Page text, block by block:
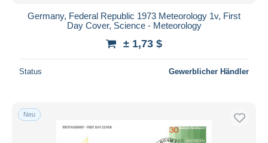
Germany, Federal Republic 1973 Meteorology 1v, First
Day Cover, Science - Meteorology
± 1,73 $
Status Gewerblicher Händler
Neu